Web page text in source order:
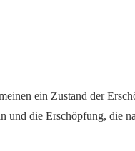
ein Zustand der
und die Erschöpfung, die